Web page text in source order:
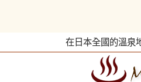
在日本全國的溫泉